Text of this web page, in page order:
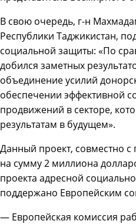
В свою очередь, г-н
Республики Таджикистан,
социальной защиты: «По
добился заметных
объединение усилий
обеспечении эффективной
продвижений в секторе,
результатам в будущем».
Данный проект, совместно с
на сумму 2 миллиона
проекта адресной
поддержано Европейским
— Европейская комиссия